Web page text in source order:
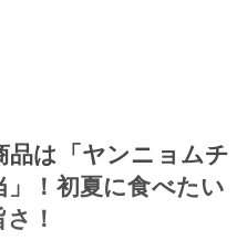
品は「ヤンニョムチ
！初夏に食べたい
！